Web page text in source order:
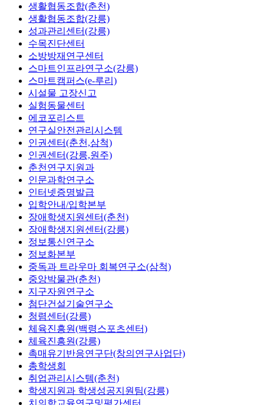
생활협동조합(춘천)
생활협동조합(강릉)
성과관리센터(강릉)
수목진단센터
소방방재연구센터
스마트인프라연구소(강릉)
스마트캠퍼스(e-루리)
시설물 고장신고
실험동물센터
에코포리스트
연구실안전관리시스템
인권센터(춘천,삼척)
인권센터(강릉,원주)
춘천연구지원과
인문과학연구소
인터넷증명발급
입학안내/입학본부
장애학생지원센터(춘천)
장애학생지원센터(강릉)
정보통신연구소
정보화본부
중독과 트라우마 회복연구소(삼척)
중앙박물관(춘천)
지구자원연구소
첨단건설기술연구소
청렴센터(강릉)
체육진흥원(백령스포츠센터)
체육진흥원(강릉)
촉매유기반응연구단(창의연구사업단)
총학생회
취업관리시스템(춘천)
학생지원과 학생성공지원팀(강릉)